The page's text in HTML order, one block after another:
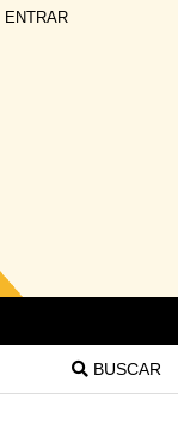
BUSCAR
ENTRAR